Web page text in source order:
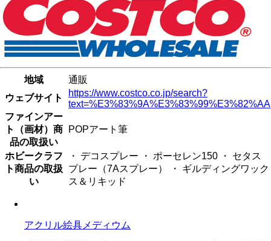
地域
通販
ウェブサイト
https://www.costco.co.jp/search?
text=%E3%83%9A%E3%83%99%E3%82%AA
ファインアー
ト（画材）商
品の取扱い
POPアート筆
ホビークラフ
ト商品の取扱
い
・ デコスプレー ・ ポーセレン150 ・ セタス
プレー（7Aスプレー） ・ ギルディングワック
ス＆リキッド
アクリル絵具メディウム